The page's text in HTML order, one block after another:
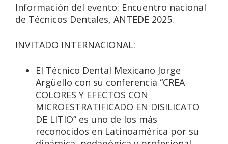
Información del evento: Encuentro nacional
de Técnicos Dentales, ANTEDE 2025.
INVITADO INTERNACIONAL:
El Técnico Dental Mexicano Jorge
Argüello con su conferencia “CREA
COLORES Y EFECTOS CON
MICROESTRATIFICADO EN DISILICATO
DE LITIO” es uno de los más
reconocidos en Latinoamérica por su